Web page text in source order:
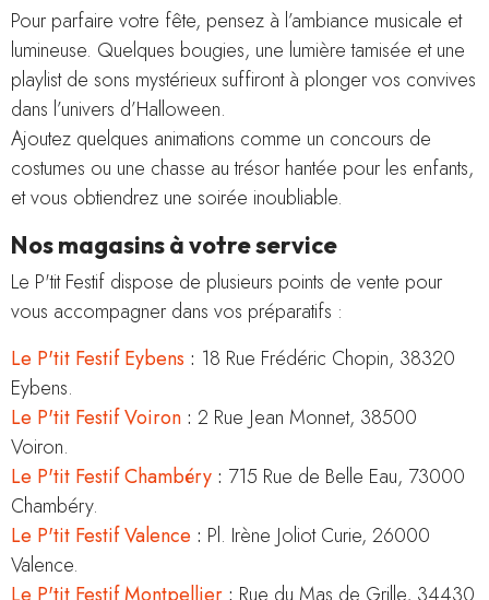
Pour parfaire votre fête, pensez à l’ambiance musicale et
lumineuse. Quelques bougies, une lumière tamisée et une
playlist de sons mystérieux suffiront à plonger vos convives
dans l’univers d’Halloween.
Ajoutez quelques animations comme un concours de
costumes ou une chasse au trésor hantée pour les enfants,
et vous obtiendrez une soirée inoubliable.
Nos magasins à votre service
Le P'tit Festif dispose de plusieurs points de vente pour
vous accompagner dans vos préparatifs :
Le P'tit Festif Eybens : 18 Rue Frédéric Chopin, 38320
Eybens.
Le P'tit Festif Voiron : 2 Rue Jean Monnet, 38500
Voiron.
Le P'tit Festif Chambéry : 715 Rue de Belle Eau, 73000
Chambéry.
Le P'tit Festif Valence : Pl. Irène Joliot Curie, 26000
Valence.